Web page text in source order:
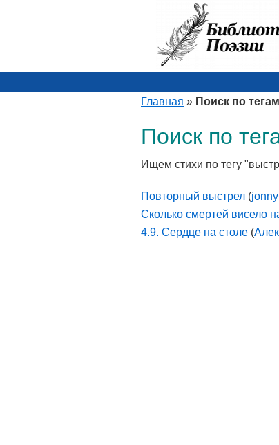
Главная » Поиск по тегам
Поиск по
Ищем стихи по тегу
Повторный выстрел (
Сколько смертей висело
4.9. Сердце на столе (